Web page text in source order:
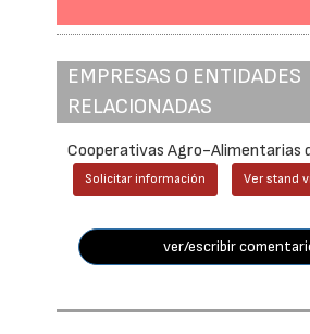
EMPRESAS O ENTIDADES
RELACIONADAS
Cooperativas Agro-Alimentarias
Solicitar información Ver stand
ver/escribir